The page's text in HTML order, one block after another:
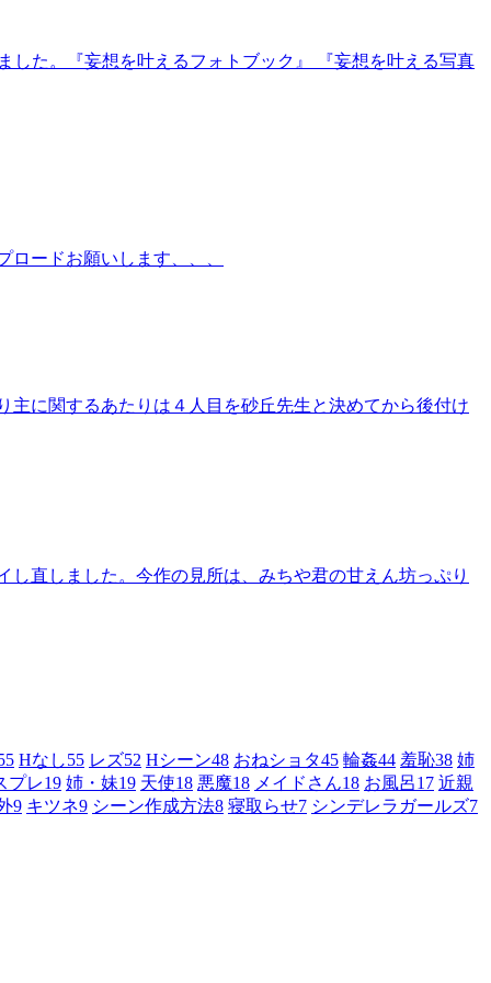
した。『妄想を叶えるフォトブック』 『妄想を叶える写真
ードお願いします、、、
に関するあたりは４人目を砂丘先生と決めてから後付け
直しました。今作の見所は、みちや君の甘えん坊っぷり
Hなし55 レズ52 Hシーン48 おねショタ45 輪姦44 羞恥38 姉
プレ19 姉・妹19 天使18 悪魔18 メイドさん18 お風呂17 近親
9 キツネ9 シーン作成方法8 寝取らせ7 シンデレラガールズ7